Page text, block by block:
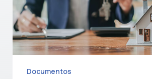
Documentos